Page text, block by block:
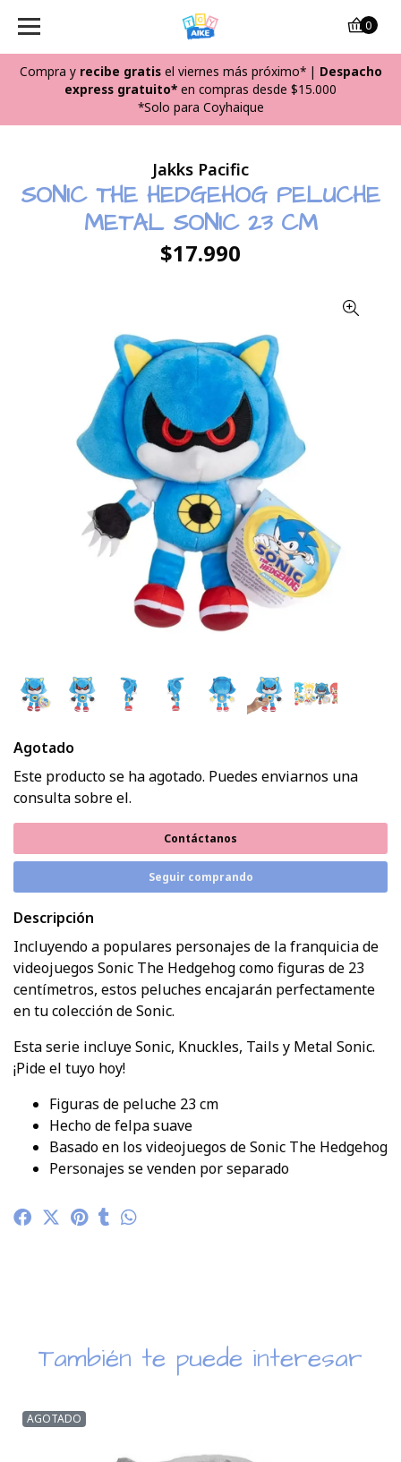
Compra y recibe gratisel viernes más próximo*| Despacho
express gratuito* en compras desde $15.000
*Solo para Coyhaique
0
Jakks Pacific
SONIC THE HEDGEHOG PELUCHE
METAL SONIC 23 CM
$17.990
Agotado
Este producto se ha agotado. Puedes enviarnos una
consulta sobre el.
Contáctanos
Seguir comprando
Descripción
Incluyendo a populares personajes de la franquicia de
videojuegos Sonic The Hedgehog como figuras de 23
centímetros, estos peluches encajarán perfectamente
en tu colección de Sonic.
Esta serie incluye Sonic, Knuckles, Tails y Metal Sonic.
¡Pide el tuyo hoy!
Figuras de peluche 23 cm
Hecho de felpa suave
Basado en los videojuegos de Sonic The Hedgehog
Personajes se venden por separado
También te puede interesar
AGOTADO